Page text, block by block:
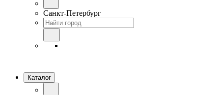
Санкт-Петербург
Каталог